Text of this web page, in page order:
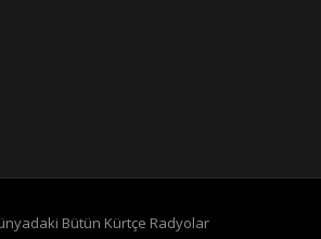
Bütün Kürtçe Radyolar